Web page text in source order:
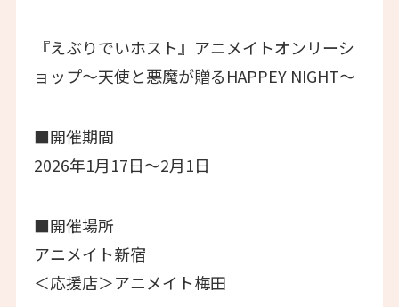
『えぶりでいホスト』アニメイトオンリーシ
ョップ〜天使と悪魔が贈るHAPPEY NIGHT〜
■開催期間
2026年1月17日～2月1日
■開催場所
アニメイト新宿
＜応援店＞アニメイト梅田